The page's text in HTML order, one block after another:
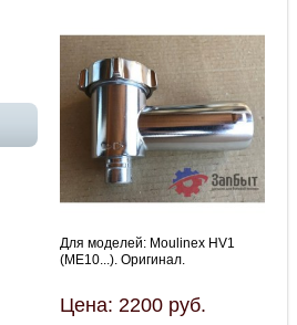
Для моделей: Moulinex HV1
(ME10...). Оригинал.
Цена: 2200 руб.